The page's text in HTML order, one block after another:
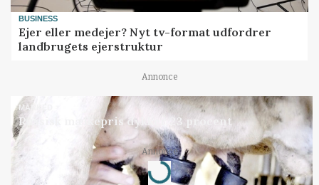
BUSINESS
Ejer eller medejer? Nyt tv-format udfordrer
landbrugets ejerstruktur
Annonce
MARKED
Russisk mælkepris dykker 23 procent
Annonce
Loading...